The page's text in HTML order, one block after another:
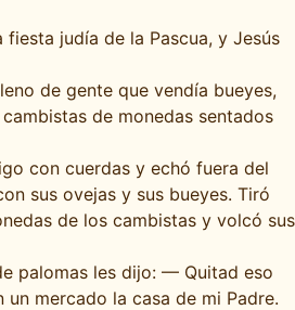
fiesta judía de la Pascua, y Jesús
de gente que vendía bueyes,
de monedas sentados
con cuerdas y echó fuera del
sus ovejas y sus bueyes. Tiró
de los cambistas y volcó sus
palomas les dijo: — Quitad eso
mercado la casa de mi Padre.